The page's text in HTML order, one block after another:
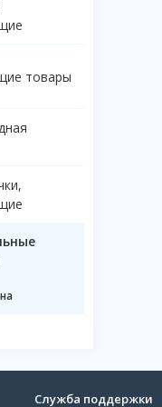
товары
Служба поддержки